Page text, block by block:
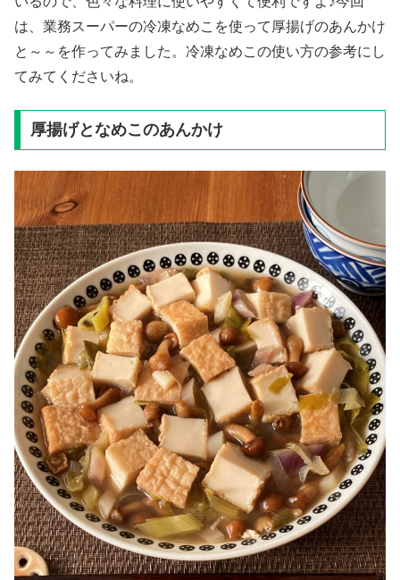
は、業務スーパーの冷凍なめこを使って厚揚げのあんかけ
と～～を作ってみました。冷凍なめこの使い方の参考にし
てみてくださいね。
厚揚げとなめこのあんかけ